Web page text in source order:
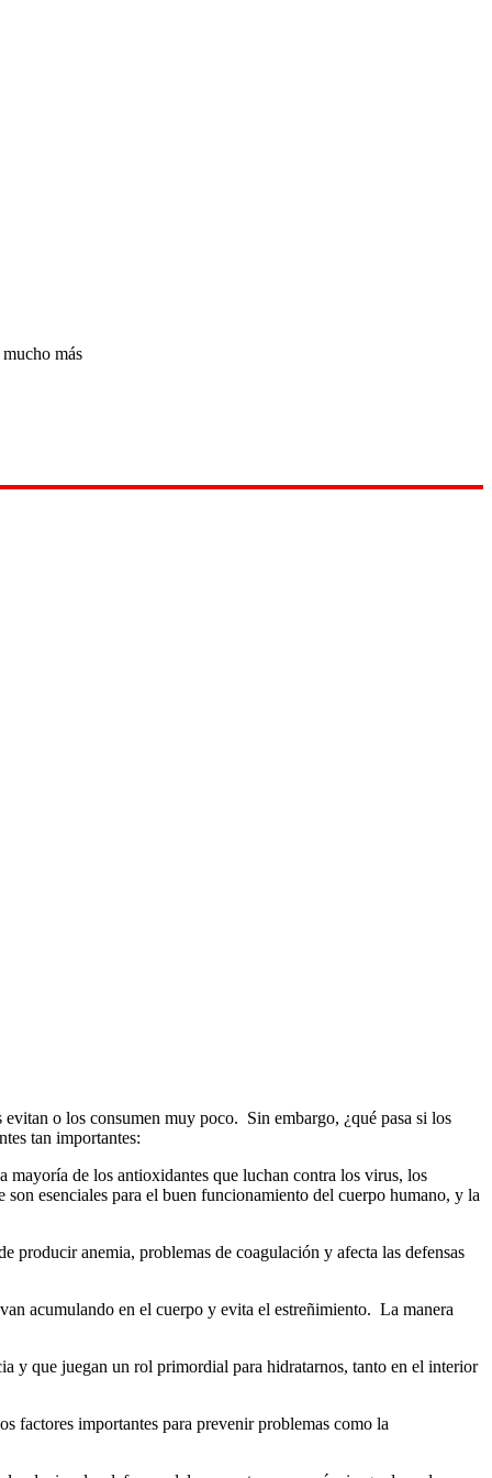
más
o los consumen muy poco. Sin embargo, ¿qué pasa si los
tan importantes:
mayoría de los antioxidantes que luchan contra los virus, los
esenciales para el buen funcionamiento del cuerpo humano, y la
producir anemia, problemas de coagulación y afecta las defensas
acumulando en el cuerpo y evita el estreñimiento. La manera
y que juegan un rol primordial para hidratarnos, tanto en el interior
factores importantes para prevenir problemas como la